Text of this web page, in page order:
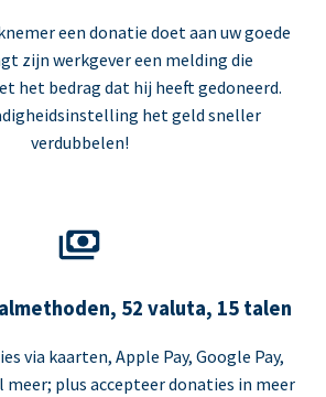
een donatie doet aan uw goede
zijn werkgever een melding die
het bedrag dat hij heeft gedoneerd.
het geld sneller
verdubbelen!
52 valuta, 15 talen
via kaarten, Apple Pay, Google Pay,
meer; plus accepteer donaties in meer